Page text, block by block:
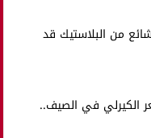
من البلاستيك قد
الكيرلي في الصيف..